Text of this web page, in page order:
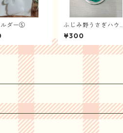
ルダー⑤
ふじみ野うさぎハウ
ス オリジナルキーホ
ルダー
¥300